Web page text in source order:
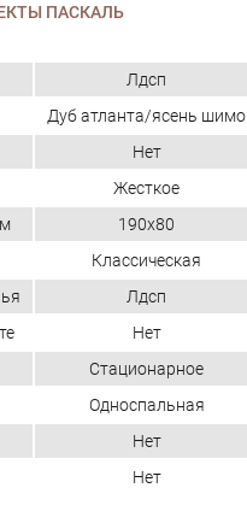
ПАСКАЛЬ
Лдсп
Дуб атланта/ясень шимо
Нет
Жесткое
190x80
Классическая
Лдсп
Нет
Стационарное
Односпальная
Нет
Нет